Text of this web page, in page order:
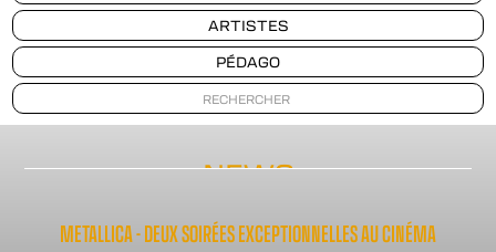
ARTISTES
PÉDAGO
NEWS
METALLICA - DEUX SOIRÉES EXCEPTIONNELLES AU CINÉMA